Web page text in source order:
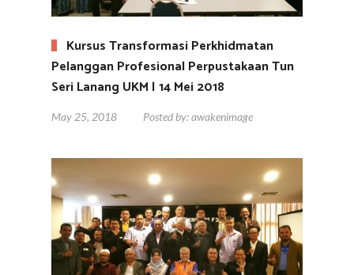
Kursus Transformasi Perkhidmatan
Pelanggan Profesional Perpustakaan Tun
Seri Lanang UKM | 14 Mei 2018
May 25, 2018 Posted by:awakenimage